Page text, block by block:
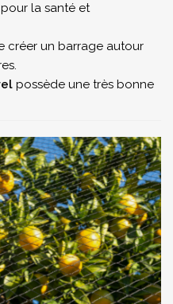
la santé et
créer un barrage autour
possède une très bonne